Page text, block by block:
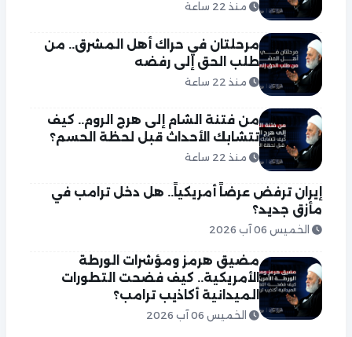
منذ 22 ساعة
مرحلتان في حراك أهل المشرق.. من
طلب الحق إلى رفضه
منذ 22 ساعة
من فتنة الشام إلى هرج الروم.. كيف
تتشابك الأحداث قبل لحظة الحسم؟
منذ 22 ساعة
إيران ترفض عرضاً أمريكياً.. هل دخل ترامب في
مأزق جديد؟
الخميس 06 آب 2026
مضيق هرمز ومؤشرات الورطة
الأمريكية.. كيف فضحت التطورات
الميدانية أكاذيب ترامب؟
الخميس 06 آب 2026